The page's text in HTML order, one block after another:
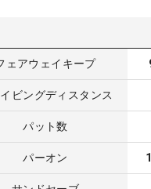
ェアウェイキープ
イビングディスタンス
パット数
パーオン